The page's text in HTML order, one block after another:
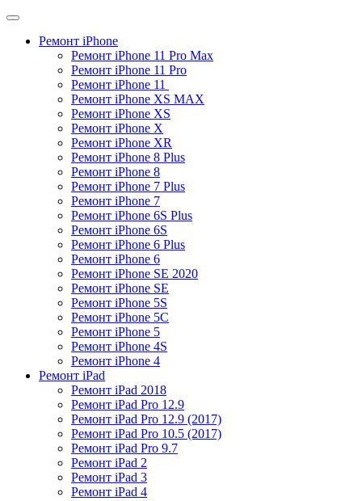
Ремонт iPhone
Ремонт iPhone 11 Pro Max
Ремонт iPhone 11 Pro​
Ремонт iPhone 11 ​
Ремонт iPhone XS MAX​
Ремонт iPhone XS​
Ремонт iPhone X​
Ремонт iPhone XR
Ремонт iPhone 8 Plus​
Ремонт iPhone 8
Ремонт iPhone 7 Plus
Ремонт iPhone 7
Ремонт iPhone 6S Plus
Ремонт iPhone 6S
Ремонт iPhone 6 Plus
Ремонт iPhone 6
Ремонт iPhone SE 2020​
Ремонт iPhone SE
Ремонт iPhone 5S
Ремонт iPhone 5C
Ремонт iPhone 5
Ремонт iPhone 4S
Ремонт iPhone 4
Ремонт iPad
Ремонт iPad 2018​
Ремонт iPad Pro 12.9​
Ремонт iPad Pro 12.9 (2017)​
Ремонт iPad Pro 10.5 (2017)​
Ремонт iPad Pro 9.7​
Ремонт iPad 2
Ремонт iPad 3
Ремонт iPad 4